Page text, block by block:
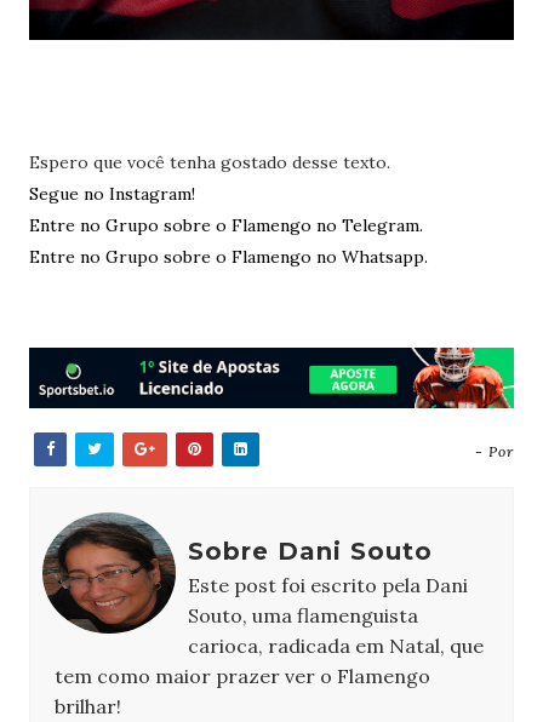
Espero que você tenha gostado desse texto.
Segue no Instagram!
Entre no Grupo sobre o Flamengo no Telegram.
Entre no Grupo sobre o Flamengo no Whatsapp.
- Por
Sobre Dani Souto
Este post foi escrito pela Dani
Souto, uma flamenguista
carioca, radicada em Natal, que
tem como maior prazer ver o Flamengo
brilhar!